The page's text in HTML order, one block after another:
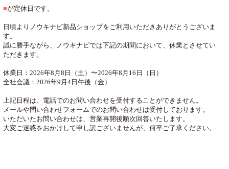
■が定休日です。
日頃よりノウキナビ新品ショップをご利用いただきありがとうございま
す。
誠に勝手ながら、ノウキナビでは下記の期間において、休業とさせてい
ただきます。
休業日：2026年8月8日（土）〜2026年8月16日（日）
全社会議：2026年9月4日午後（金）
上記日程は、電話でのお問い合わせを受付することができません。
メールや問い合わせフォームでのお問い合わせは受付しております。
いただいたお問い合わせは、営業再開後順次回答いたします。
大変ご迷惑をおかけして申し訳ございませんが、何卒ご了承ください。